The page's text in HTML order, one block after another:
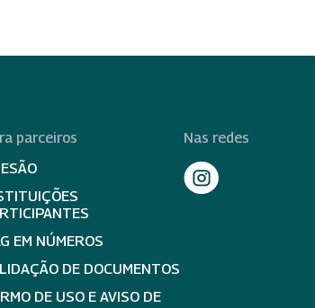
parceiros
EM NÚMEROS
DE DOCUMENTOS
DE USO E AVISO DE
Nas redes